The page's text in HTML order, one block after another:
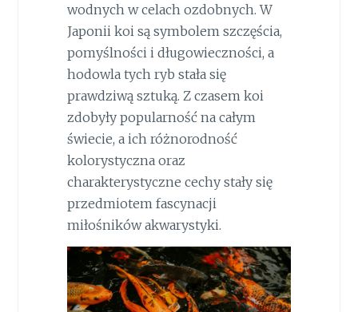
wodnych w celach ozdobnych. W
Japonii koi są symbolem szczęścia,
pomyślności i długowieczności, a
hodowla tych ryb stała się
prawdziwą sztuką. Z czasem koi
zdobyły popularność na całym
świecie, a ich różnorodność
kolorystyczna oraz
charakterystyczne cechy stały się
przedmiotem fascynacji
miłośników akwarystyki.